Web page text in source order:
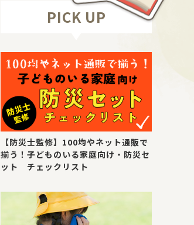
PICK UP
【防災士監修】100均やネット通販で
揃う！子どものいる家庭向け・防災セ
ット チェックリスト